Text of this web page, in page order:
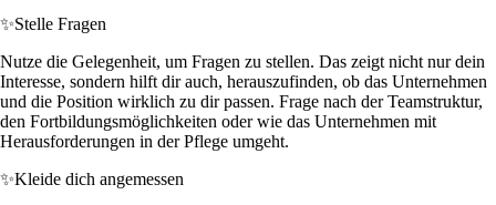
✨Stelle Fragen
Nutze die Gelegenheit, um Fragen zu stellen. Das zeigt nicht nur dein
Interesse, sondern hilft dir auch, herauszufinden, ob das Unternehmen
und die Position wirklich zu dir passen. Frage nach der Teamstruktur,
den Fortbildungsmöglichkeiten oder wie das Unternehmen mit
Herausforderungen in der Pflege umgeht.
✨Kleide dich angemessen